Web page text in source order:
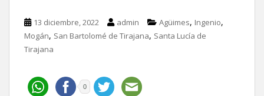
13 diciembre, 2022 admin Agüimes, Ingenio,
Mogán, San Bartolomé de Tirajana, Santa Lucía de
Tirajana
0